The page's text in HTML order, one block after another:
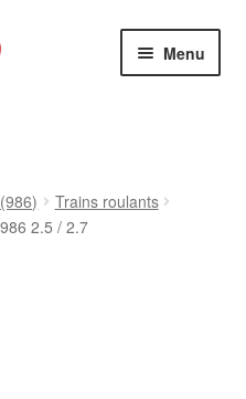
Menu
Trains roulants
2.5 / 2.7